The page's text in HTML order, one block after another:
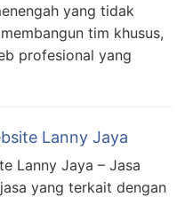
yang tidak
tim khusus,
profesional yang
Lanny Jaya
Lanny Jaya – Jasa
yang terkait dengan